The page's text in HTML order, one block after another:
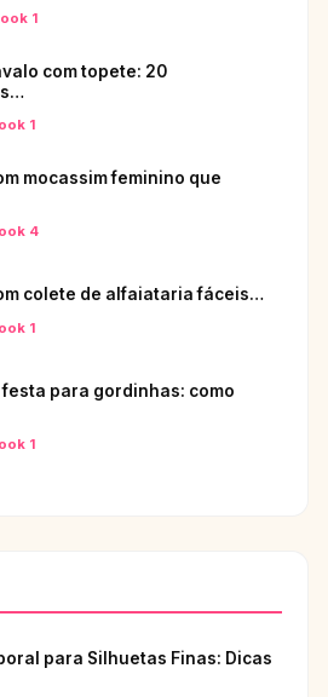
1
com topete: 20
1
mocassim feminino que
4
colete de alfaiataria fáceis…
1
festa para gordinhas: como
1
para Silhuetas Finas: Dicas